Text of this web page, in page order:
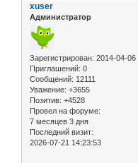
xuser
Администратор
Зарегистрирован: 2014-04-06
Приглашений: 0
Сообщений: 12111
Уважение: +3655
Позитив: +4528
Провел на форуме:
7 месяцев 3 дня
Последний визит:
2026-07-21 14:23:53